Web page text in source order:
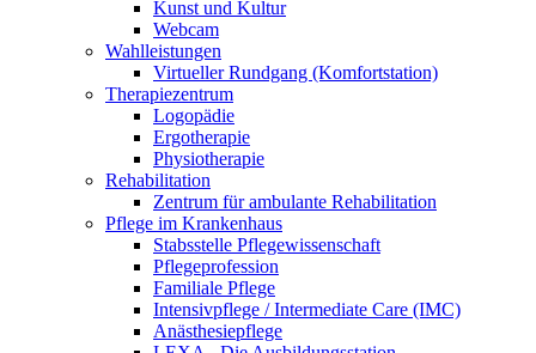
Kunst und Kultur
Webcam
Wahlleistungen
Virtueller Rundgang (Komfortstation)
Therapiezentrum
Logopädie
Ergotherapie
Physiotherapie
Rehabilitation
Zentrum für ambulante Rehabilitation
Pflege im Krankenhaus
Stabsstelle Pflegewissenschaft
Pflegeprofession
Familiale Pflege
Intensivpflege / Intermediate Care (IMC)
Anästhesiepflege